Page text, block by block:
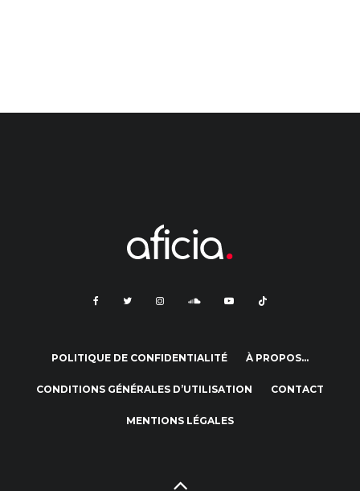
POLITIQUE DE CONFIDENTIALITÉ À PROPOS…
CONDITIONS GÉNÉRALES D’UTILISATION CONTACT
MENTIONS LÉGALES